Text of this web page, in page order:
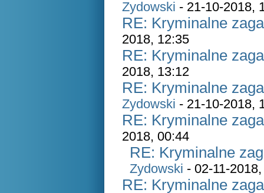
Zydowski - 21-10-2018,
RE: Kryminalne
2018, 12:35
RE: Kryminalne
2018, 13:12
RE: Kryminalne
Zydowski - 21-10-2018,
RE: Kryminalne
2018, 00:44
RE: Kryminalne
Zydowski - 02-11-
RE: Kryminalne